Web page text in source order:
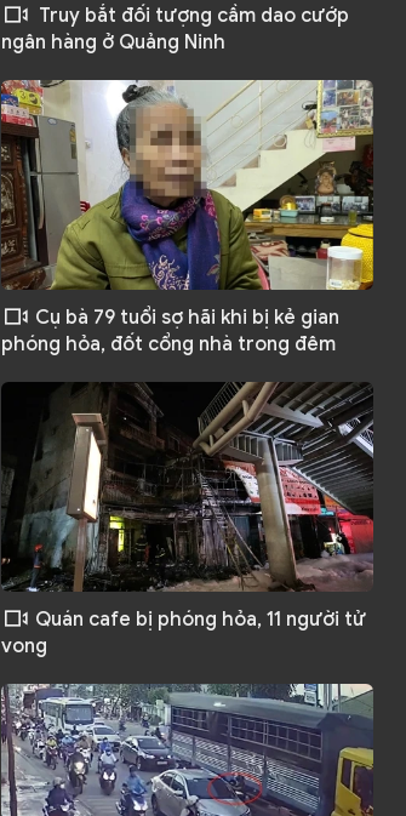
Truy bắt đối tượng cầm dao cướp
ngân hàng ở Quảng Ninh
Cụ bà 79 tuổi sợ hãi khi bị kẻ gian
phóng hỏa, đốt cổng nhà trong đêm
Quán cafe bị phóng hỏa, 11 người tử
vong